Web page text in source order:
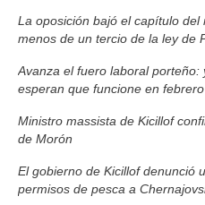
La oposición bajó el capítulo
menos de un tercio de la ley de
Avanza el fuero laboral
esperan que funcione en febrero
Ministro massista de Kicillof
de Morón
El gobierno de Kicillof denunció
permisos de pesca a